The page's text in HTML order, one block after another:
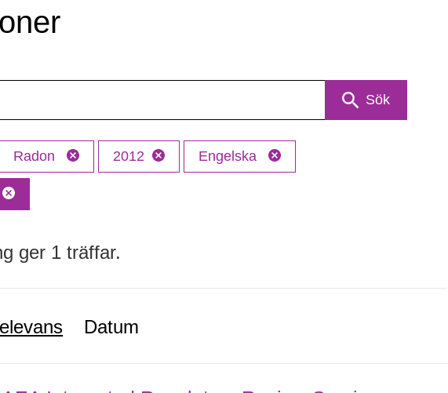
Sök
Radon 2012 Engelska
ger 1 träffar.
Datum